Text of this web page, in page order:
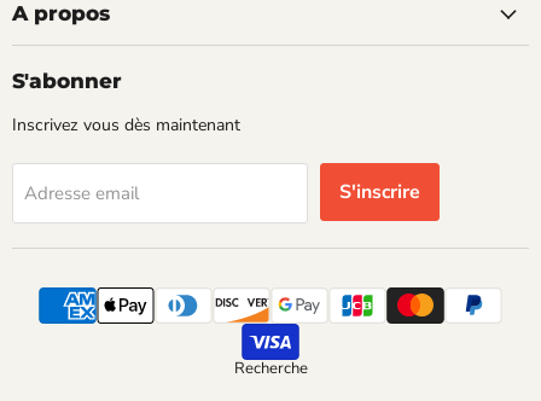
A propos
S'abonner
Inscrivez vous dès maintenant
Adresse email S'inscrire
Recherche